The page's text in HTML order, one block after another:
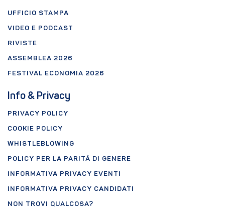
UFFICIO STAMPA
VIDEO E PODCAST
RIVISTE
ASSEMBLEA 2026
FESTIVAL ECONOMIA 2026
Info & Privacy
PRIVACY POLICY
COOKIE POLICY
WHISTLEBLOWING
POLICY PER LA PARITÀ DI GENERE
INFORMATIVA PRIVACY EVENTI
INFORMATIVA PRIVACY CANDIDATI
NON TROVI QUALCOSA?